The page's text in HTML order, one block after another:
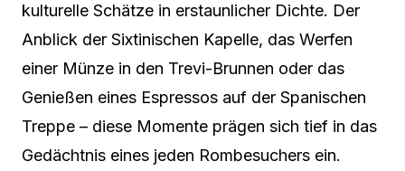
kulturelle Schätze in erstaunlicher Dichte. Der
Anblick der Sixtinischen Kapelle, das Werfen
einer Münze in den Trevi-Brunnen oder das
Genießen eines Espressos auf der Spanischen
Treppe – diese Momente prägen sich tief in das
Gedächtnis eines jeden Rombesuchers ein.